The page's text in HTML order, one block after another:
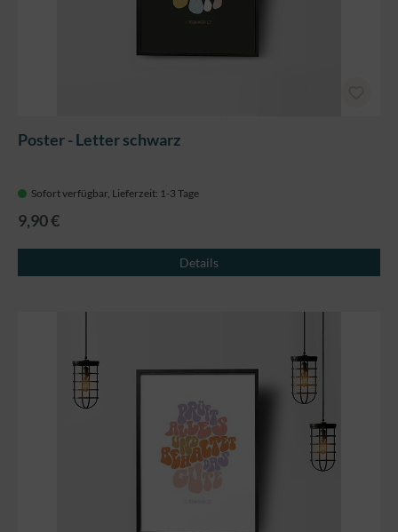
Poster - Letter schwarz
Sofort verfügbar, Lieferzeit: 1-3 Tage
9,90 €
Details